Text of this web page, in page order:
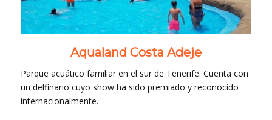
Aqualand Costa Adeje
Parque acuático familiar en el sur de Tenerife. Cuenta con
un delfinario cuyo show ha sido premiado y reconocido
internacionalmente.